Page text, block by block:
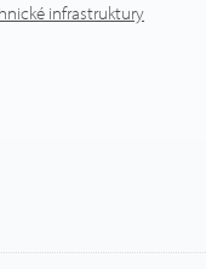
infrastruktury